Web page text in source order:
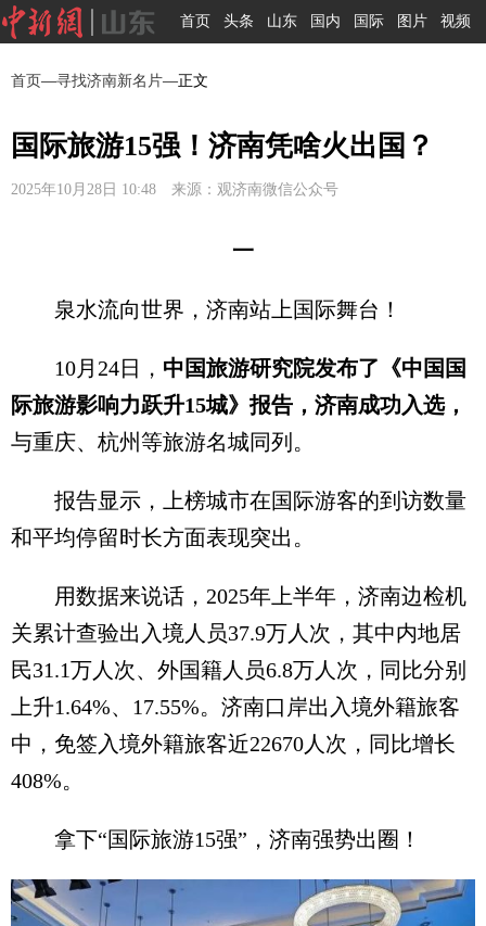
首页 头条 山东 国内 国际 图片 视频
首页—寻找济南新名片—正文
国际旅游15强！济南凭啥火出国？
2025年10月28日 10:48 来源：观济南微信公众号
一
泉水流向世界，济南站上国际舞台！
10月24日， 中国旅游研究院发布了《中国国
际旅游影响力跃升15城》报告，济南成功入选，
与重庆、杭州等旅游名城同列。
报告显示，上榜城市在国际游客的到访数量
和平均停留时长方面表现突出。
用数据来说话，2025年上半年，济南边检机
关累计查验出入境人员37.9万人次，其中内地居
民31.1万人次、外国籍人员6.8万人次，同比分别
上升1.64%、17.55%。济南口岸出入境外籍旅客
中，免签入境外籍旅客近22670人次，同比增长
408%。
拿下“国际旅游15强”，济南强势出圈！